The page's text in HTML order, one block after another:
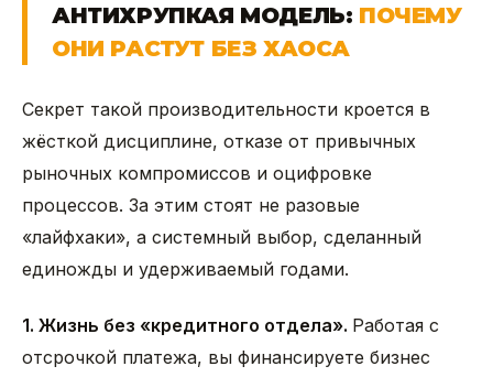
АНТИХРУПКАЯ МОДЕЛЬ: ПОЧЕМУ
ОНИ РАСТУТ БЕЗ ХАОСА
Секрет такой производительности кроется в
жёсткой дисциплине, отказе от привычных
рыночных компромиссов и оцифровке
процессов. За этим стоят не разовые
«лайфхаки», а системный выбор, сделанный
единожды и удерживаемый годами.
1. Жизнь без «кредитного отдела». Работая с
отсрочкой платежа, вы финансируете бизнес